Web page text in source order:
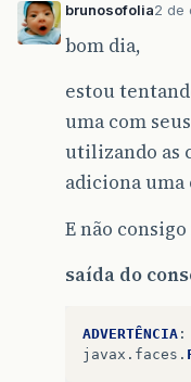
brunosofolia2 de
bom dia,
estou
uma com
utilizando as
adiciona
E não
saída do
ADVERTÊNCIA :
javax . faces .